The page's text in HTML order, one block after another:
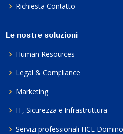
Richiesta Contatto
Le nostre soluzioni
Human Resources
Legal & Compliance
Marketing
IT, Sicurezza e Infrastruttura
Servizi professionali HCL Domino